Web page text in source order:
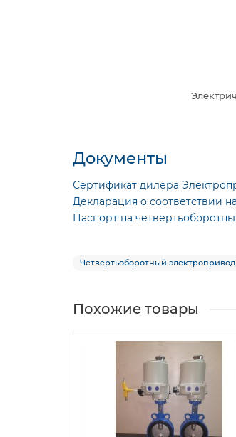
Документы
Сертификат дилера
Декларация о соответствии
Паспорт на
Четвертьоборотный электропривод
Похожие товары